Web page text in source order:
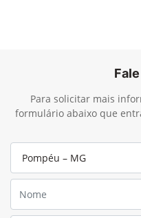
Para solicitar mais
formulário abaixo que